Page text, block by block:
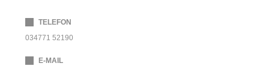
TELEFON
034771 52190
E-MAIL